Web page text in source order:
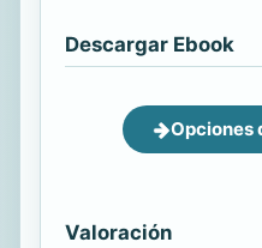
Descargar Ebook
Opciones
Valoración